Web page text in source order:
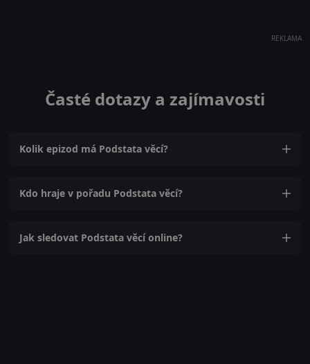
REKLAMA
Časté dotazy a zajímavosti
Kolik epizod má Podstata věcí?
Kdo hraje v pořadu Podstata věcí?
Jak sledovat Podstata věcí online?